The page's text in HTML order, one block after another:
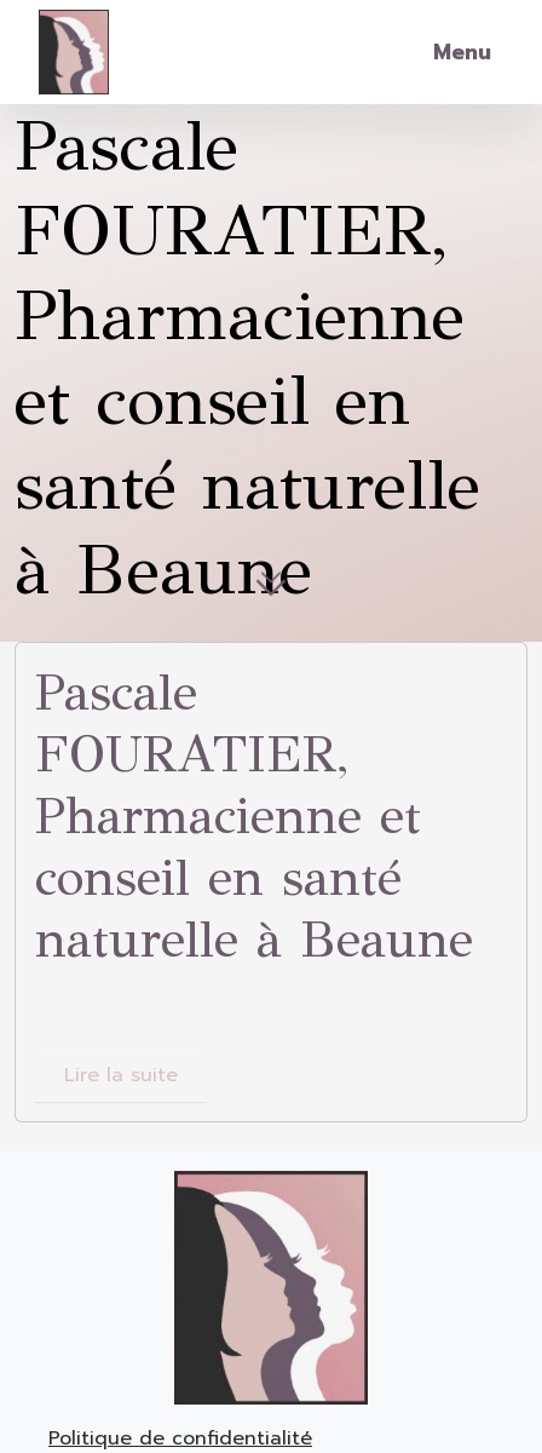
Skip to main content
Menu
Allez
la
page
Pascale
FOURATIER,
Pharmacienne
et conseil en
santé naturelle
à Beaune
Pascale
FOURATIER,
Pharmacienne et
conseil en santé
naturelle à Beaune
Lire la suite
Politique de confidentialité